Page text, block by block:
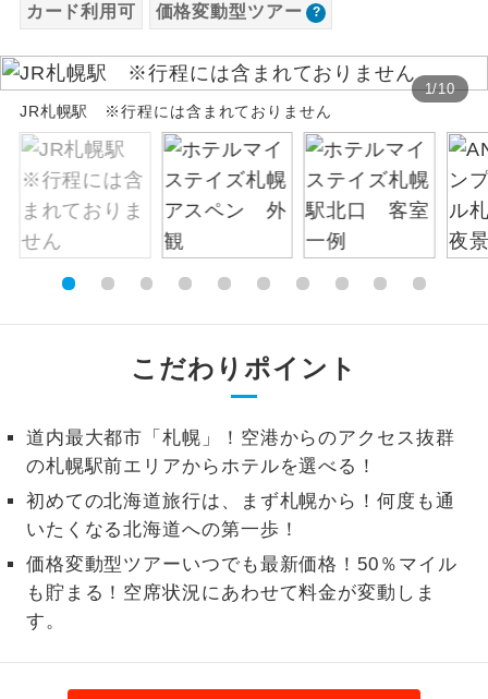
カード利用可 価格変動型ツアー
1/10
JR札幌駅 ※行程には含まれておりません
こだわりポイント
道内最大都市「札幌」！空港からのアクセス抜群
の札幌駅前エリアからホテルを選べる！
初めての北海道旅行は、まず札幌から！何度も通
いたくなる北海道への第一歩！
価格変動型ツアーいつでも最新価格！50％マイル
も貯まる！空席状況にあわせて料金が変動しま
す。
世界遺産
ユネスコに登録されている文化遺産や自
然遺産を訪ねるコースです。
絶景 絶景スポットに立ち寄るコースです。
温泉 温泉地にも宿泊するコースです。
露天風呂
ご宿泊ホテルに露天風呂が付いていま
す。
大浴場 ご宿泊ホテルに大浴場が付いています。
全てのお食事が付いていますので、お食
事の心配はいりません。（機内食を除
く）
お部屋食
だけます。
トラベルイヤ
ホン
周りの音を気にせず、ガイドさんの説明
をじっくり聞くことができます。
1名様催行
1名様から出発可能な個人型プランで
す。
す。
お支払いについて
お支払いは、クレジットカード決済のみとな
ります。
お申し込みの最後にクレジットカード決済を
していただき、決済手続き完了をもちまし
て、ご旅行の契約が成立となります。
ご予約方法について
ウェブ限定コースとなりますので、コールセ